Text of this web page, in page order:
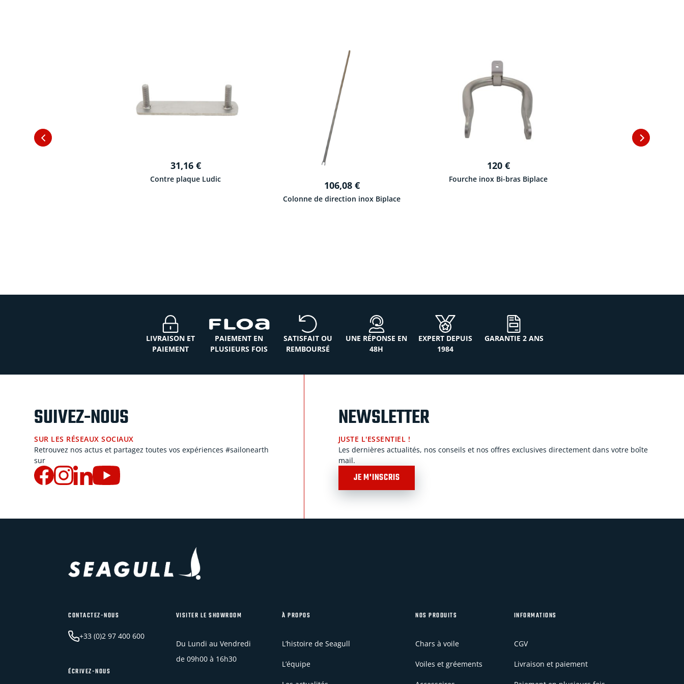
inox bi-bras 2008
31,16 €
Contre plaque Ludic
106,08 €
Colonne de direction inox Biplace
120 €
Fourche inox Bi-bras Biplace
Fourche inox bi-bras
LIVRAISON ET
PAIEMENT
PAIEMENT EN
PLUSIEURS FOIS
SATISFAIT OU
REMBOURSÉ
UNE RÉPONSE EN
48H
EXPERT DEPUIS
1984
GARANTIE 2 ANS
SUIVEZ-NOUS
SUR LES RÉSEAUX SOCIAUX
Retrouvez nos actus et partagez toutes vos expériences #sailonearth
sur
NEWSLETTER
JUSTE L'ESSENTIEL !
Les dernières actualités, nos conseils et nos offres exclusives directement dans votre boîte
mail.
JE M'INSCRIS
CONTACTEZ-NOUS
+33 (0)2 97 400 600
ÉCRIVEZ-NOUS
VISITER LE SHOWROOM
Du Lundi au Vendredi
de 09h00 à 16h30
À PROPOS
L’histoire de Seagull
L’équipe
NOS PRODUITS
Chars à voile
Voiles et gréements
INFORMATIONS
CGV
Livraison et paiement